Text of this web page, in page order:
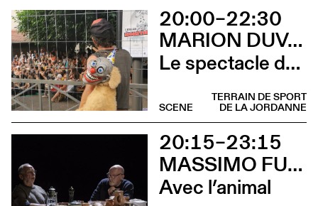
20:00–22:30
MARION DUVAL - CIE CHRIS CADILLAC
Le spectacle de merde
TERRAIN DE SPORT
DE LA JORDANNE
SCENE
20:15–23:15
MASSIMO FURLAN ET CLAIRE DE RIBAUPIERRE
Avec l’animal